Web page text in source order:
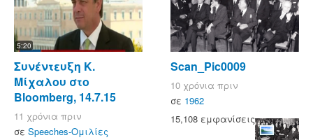
5:20
Συνέντευξη Κ.
Μίχαλου στο
Bloomberg, 14.7.15
11 χρόνια πριν
σε Speeches-Ομιλίες
Scan_Pic0009
10 χρόνια πριν
σε 1962
15,108 εμφανίσεις